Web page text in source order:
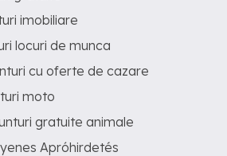
imobiliare
locuri de munca
cu oferte de cazare
moto
gratuite animale
Apróhirdetés